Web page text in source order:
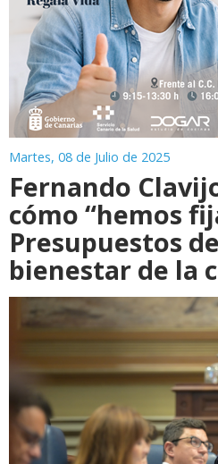
Martes, 08 de Julio de 2025
Fernando
cómo “hemos
Presupuestos
bienestar de la